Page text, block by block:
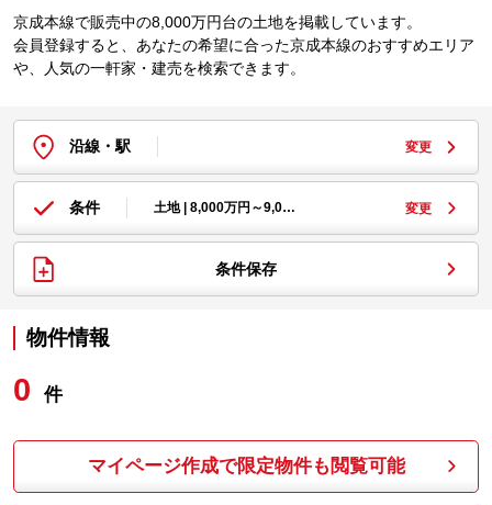
京成本線で販売中の8,000万円台の土地を掲載しています。
会員登録すると、あなたの希望に合った京成本線のおすすめエリア
や、人気の一軒家・建売を検索できます。
沿線・駅 変更
条件 土地 | 8,000万円～9,0… 変更
条件保存
物件情報
0 件
マイページ作成で限定物件も閲覧可能